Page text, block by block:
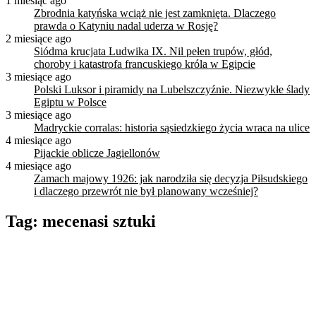
Zbrodnia katyńska wciąż nie jest zamknięta. Dlaczego
prawda o Katyniu nadal uderza w Rosję?
2 miesiące ago
Siódma krucjata Ludwika IX. Nil pełen trupów, głód,
choroby i katastrofa francuskiego króla w Egipcie
3 miesiące ago
Polski Luksor i piramidy na Lubelszczyźnie. Niezwykłe ślady
Egiptu w Polsce
3 miesiące ago
Madryckie corralas: historia sąsiedzkiego życia wraca na ulice
4 miesiące ago
Pijackie oblicze Jagiellonów
4 miesiące ago
Zamach majowy 1926: jak narodziła się decyzja Piłsudskiego
i dlaczego przewrót nie był planowany wcześniej?
Tag: mecenasi sztuki